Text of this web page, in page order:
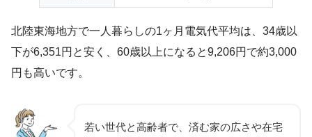
北陸東海地方で一人暮らしの1ヶ月電気代平均は、34歳以
下が6,351円と安く、60歳以上になると9,206円で約3,000
円も高いです。
若い世代と高齢者で、済む家の広さや在宅